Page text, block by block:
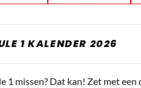
1 KALENDER 2026
1 missen? Dat kan! Zet met